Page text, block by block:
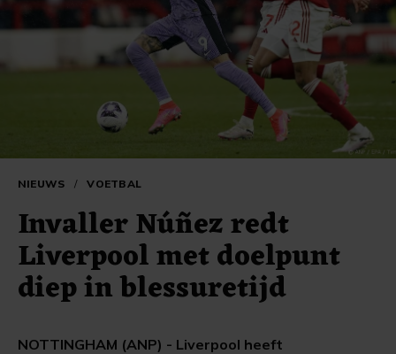
NIEUWS / VOETBAL
Invaller Núñez redt
Liverpool met doelpunt
diep in blessuretijd
NOTTINGHAM (ANP) - Liverpool heeft